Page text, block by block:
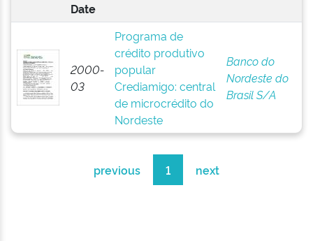
Date
2000-
03
Programa de
crédito produtivo
popular
Crediamigo: central
de microcrédito do
Nordeste
Banco do
Nordeste do
Brasil S/A
previous 1 next